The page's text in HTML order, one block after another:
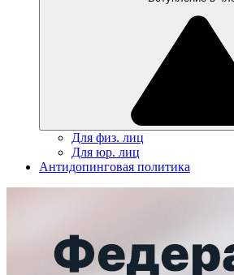
Для физ. лиц
Для юр. лиц
Антидопинговая политика